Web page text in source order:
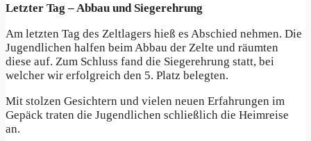
Letzter Tag – Abbau und Siegerehrung
Am letzten Tag des Zeltlagers hieß es Abschied nehmen. Die
Jugendlichen halfen beim Abbau der Zelte und räumten
diese auf. Zum Schluss fand die Siegerehrung statt, bei
welcher wir erfolgreich den 5. Platz belegten.
Mit stolzen Gesichtern und vielen neuen Erfahrungen im
Gepäck traten die Jugendlichen schließlich die Heimreise
an.